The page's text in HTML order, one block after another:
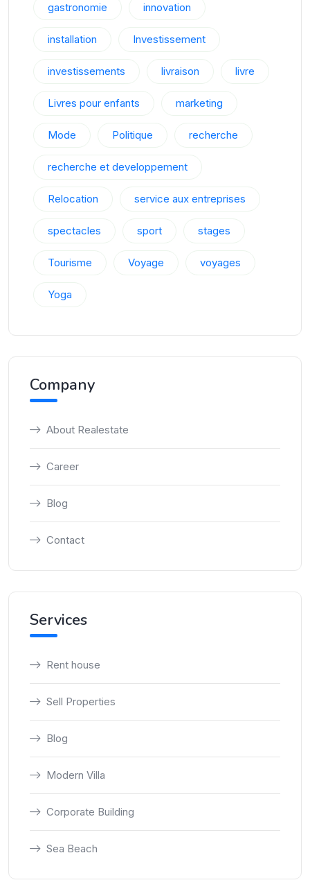
gastronomie innovation
installation Investissement
investissements livraison livre
Livres pour enfants marketing
Mode Politique recherche
recherche et developpement
Relocation service aux entreprises
spectacles sport stages
Tourisme Voyage voyages
Yoga
Company
About Realestate
Career
Blog
Contact
Services
Rent house
Sell Properties
Blog
Modern Villa
Corporate Building
Sea Beach